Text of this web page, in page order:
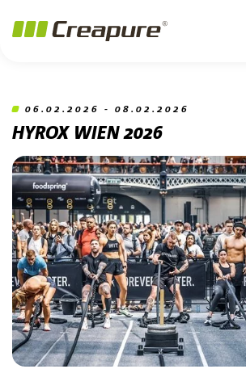
06.02.2026 - 08.02.2026
HYROX WIEN 2026